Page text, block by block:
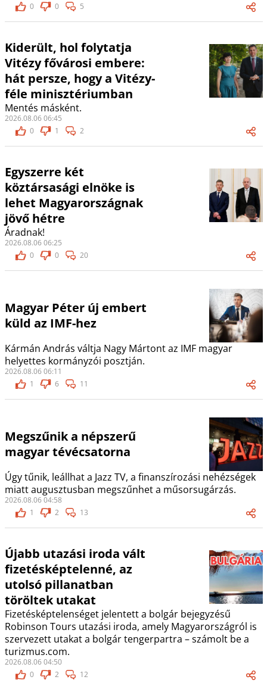
0
0 5
Kiderült, hol folytatja
Vitézy fővárosi embere:
hát persze, hogy a Vitézy-
féle minisztériumban
Mentés másként.
2026.08.06 06:45
0
1 2
Egyszerre két
köztársasági elnöke is
lehet Magyarországnak
jövő hétre
Áradnak!
2026.08.06 06:25
0
0 20
Magyar Péter új embert
küld az IMF-hez
Kármán András váltja Nagy Mártont az IMF magyar
helyettes kormányzói posztján.
2026.08.06 06:11
1
6 11
Megszűnik a népszerű
magyar tévécsatorna
Úgy tűnik, leállhat a Jazz TV, a finanszírozási nehézségek
miatt augusztusban megszűnhet a műsorsugárzás.
2026.08.06 04:58
1
2 13
Újabb utazási iroda vált
fizetésképtelenné, az
utolsó pillanatban
töröltek utakat
Fizetésképtelenséget jelentett a bolgár bejegyzésű
Robinson Tours utazási iroda, amely Magyarországról is
szervezett utakat a bolgár tengerpartra – számolt be a
turizmus.com.
2026.08.06 04:50
0
2 12